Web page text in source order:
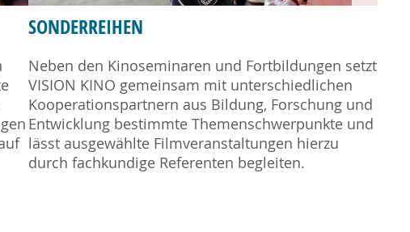
SONDERREIHEN
Neben den Kinoseminaren und Fortbildungen setzt
VISION KINO gemeinsam mit unterschiedlichen
Kooperationspartnern aus Bildung, Forschung und
Entwicklung bestimmte Themenschwerpunkte und
lässt ausgewählte Filmveranstaltungen hierzu
durch fachkundige Referenten begleiten.